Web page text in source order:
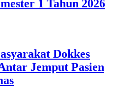
1 Tahun 2026
Dokkes
Jemput Pasien